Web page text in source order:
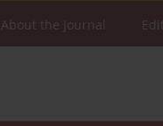
About the Journal